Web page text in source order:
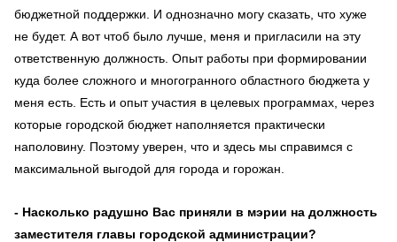
бюджетной поддержки. И однозначно могу сказать, что хуже
не будет. А вот чтоб было лучше, меня и пригласили на эту
ответственную должность. Опыт работы при формировании
куда более сложного и многогранного областного бюджета у
меня есть. Есть и опыт участия в целевых программах, через
которые городской бюджет наполняется практически
наполовину. Поэтому уверен, что и здесь мы справимся с
максимальной выгодой для города и горожан.
- Насколько радушно Вас приняли в мэрии на должность
заместителя главы городской администрации?